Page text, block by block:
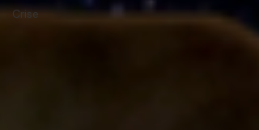
Crise